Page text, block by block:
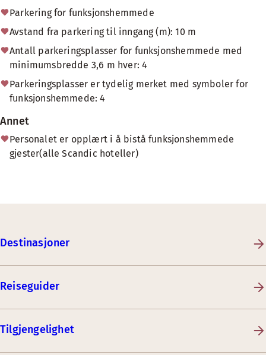
Parkering for funksjonshemmede
Avstand fra parkering til inngang (m): 10 m
Antall parkeringsplasser for funksjonshemmede med
minimumsbredde 3,6 m hver: 4
Parkeringsplasser er tydelig merket med symboler for
funksjonshemmede: 4
Annet
Personalet er opplært i å bistå funksjonshemmede
gjester(alle Scandic hoteller)
Destinasjoner
Reiseguider
Tilgjengelighet